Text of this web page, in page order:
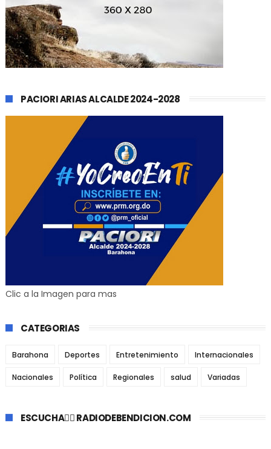
PACIORI ARIAS ALCALDE 2024-2028
Clic a la Imagen para mas
CATEGORIAS
Barahona Deportes Entretenimiento Internacionales
Nacionales Política Regionales salud Variadas
ESCUCHA👉🏼 RADIODEBENDICION.COM